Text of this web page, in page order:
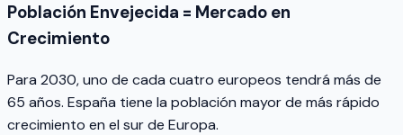
Población Envejecida = Mercado en
Crecimiento
Para 2030, uno de cada cuatro europeos tendrá más de
65 años. España tiene la población mayor de más rápido
crecimiento en el sur de Europa.